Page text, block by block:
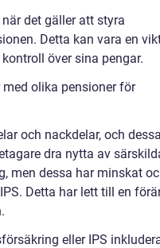
det gäller att styra
Detta kan vara en
över sina pengar.
olika pensioner för
och nackdelar, och
dra nytta av
men dessa har minskat
Detta har lett till en
eller IPS